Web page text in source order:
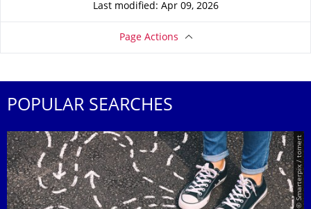
Last modified: Apr 09, 2026
Page Actions
POPULAR SEARCHES
© Smarterpix / tomert